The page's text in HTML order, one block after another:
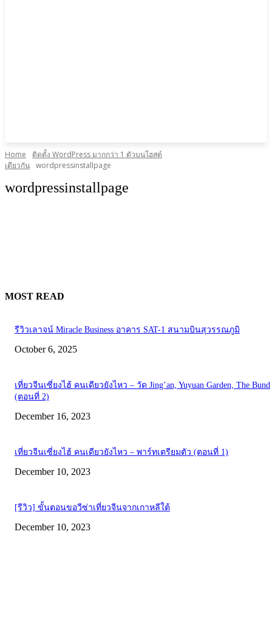
Home
ติดตั้ง WordPress มากกว่า 1 ตัวบนโฮสต์
เดียวกัน wordpressinstallpage
wordpressinstallpage
MOST READ
รีวิวเลาจน์ Miracle Business อาคาร SAT-1 สนามบินสุวรรณภูมิ
October 6, 2025
เที่ยวจีนเซี่ยงไฮ้ คนเดียวยังไหว – วัด Jing’an, Yuyuan Garden, The Bund
(ตอนที่ 2)
December 16, 2023
เที่ยวจีนเซี่ยงไฮ้ คนเดียวยังไหว – พาร์ทเตรียมตัว (ตอนที่ 1)
December 10, 2023
[รีวิว] ขั้นตอนขอวีซ่าเที่ยวจีนจากเกาหลีใต้
December 10, 2023